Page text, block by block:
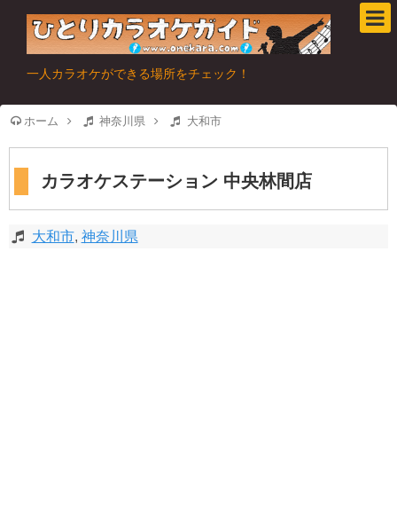
一人カラオケができる場所をチェック！
ホーム 神奈川県 大和市
カラオケステーション 中央林間店
大和市, 神奈川県